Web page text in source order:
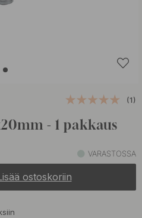
(1)
- 1 pakkaus
VARASTOSSA
ostoskoriin